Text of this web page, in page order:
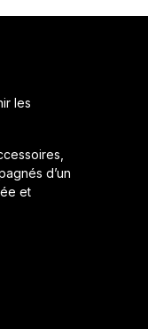
les
d’un
et